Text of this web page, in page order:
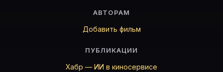
АВТОРАМ
Добавить фильм
ПУБЛИКАЦИИ
Хабр — ИИ в киносервисе